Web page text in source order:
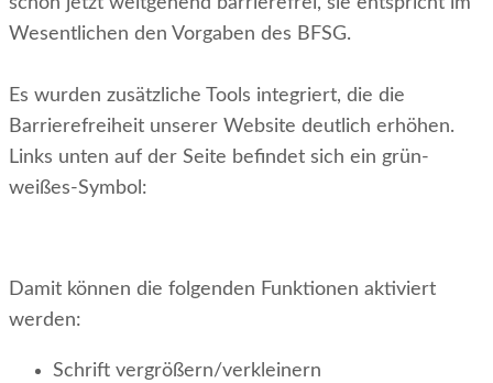
Wesentlichen den Vorgaben des BFSG.
Es wurden zusätzliche Tools integriert, die die
Barrierefreiheit unserer Website deutlich erhöhen.
Links unten auf der Seite befindet sich ein grün-
weißes-Symbol:
Damit können die folgenden Funktionen aktiviert
werden:
Schrift vergrößern/verkleinern